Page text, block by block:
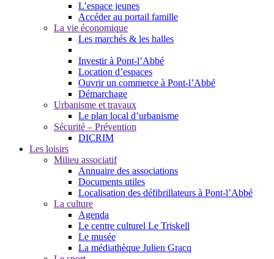
L’espace jeunes
Accéder au portail famille
La vie économique
Les marchés & les halles
Investir à Pont-l’Abbé
Location d’espaces
Ouvrir un commerce à Pont-l’Abbé
Démarchage
Urbanisme et travaux
Le plan local d’urbanisme
Sécurité – Prévention
DICRIM
Les loisirs
Milieu associatif
Annuaire des associations
Documents utiles
Localisation des défibrillateurs à Pont-l’Abbé
La culture
Agenda
Le centre culturel Le Triskell
Le musée
La médiathèque Julien Gracq